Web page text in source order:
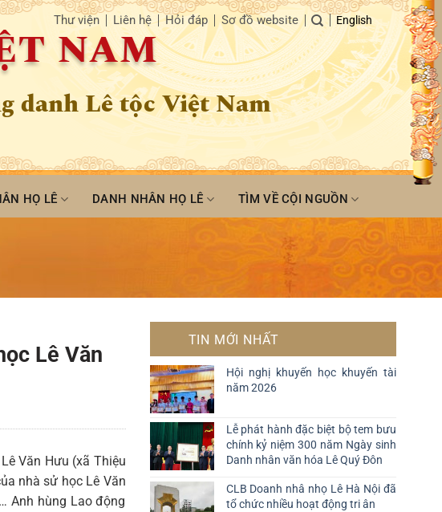
Thư viện Liên hệ Hỏi đáp Sơ đồ website English
NAM
danh Lê tộc Việt Nam
HỌ LÊ DANH NHÂN HỌ LÊ TÌM VỀ CỘI NGUỒN
Lê Văn
Văn Hưu (xã Thiệu
nhà sử học Lê Văn
Anh hùng Lao động
TIN MỚI NHẤT
Hội nghị khuyến học khuyến tài
năm 2026
Lễ phát hành đặc biệt bộ tem bưu
chính kỷ niệm 300 năm Ngày sinh
Danh nhân văn hóa Lê Quý Đôn
CLB Doanh nhâ nhọ Lê Hà Nội đã
tổ chức nhiều hoạt động tri ân